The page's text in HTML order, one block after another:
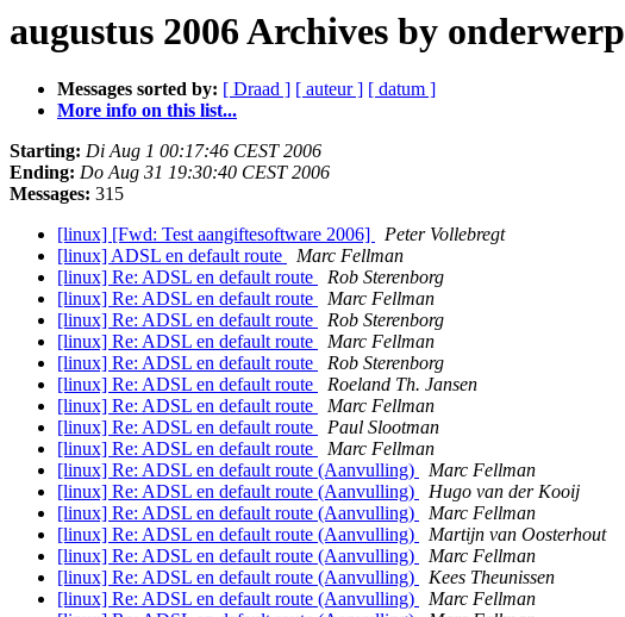
augustus 2006 Archives by onderwerp
Messages sorted by: [ Draad ] [ auteur ] [ datum ]
More info on this list...
Starting: Di Aug 1 00:17:46 CEST 2006
Ending: Do Aug 31 19:30:40 CEST 2006
Messages: 315
[linux] [Fwd: Test aangiftesoftware 2006]
Peter Vollebregt
[linux] ADSL en default route
Marc Fellman
[linux] Re: ADSL en default route
Rob Sterenborg
[linux] Re: ADSL en default route
Marc Fellman
[linux] Re: ADSL en default route
Rob Sterenborg
[linux] Re: ADSL en default route
Marc Fellman
[linux] Re: ADSL en default route
Rob Sterenborg
[linux] Re: ADSL en default route
Roeland Th. Jansen
[linux] Re: ADSL en default route
Marc Fellman
[linux] Re: ADSL en default route
Paul Slootman
[linux] Re: ADSL en default route
Marc Fellman
[linux] Re: ADSL en default route (Aanvulling)
Marc Fellman
[linux] Re: ADSL en default route (Aanvulling)
Hugo van der Kooij
[linux] Re: ADSL en default route (Aanvulling)
Marc Fellman
[linux] Re: ADSL en default route (Aanvulling)
Martijn van Oosterhout
[linux] Re: ADSL en default route (Aanvulling)
Marc Fellman
[linux] Re: ADSL en default route (Aanvulling)
Kees Theunissen
[linux] Re: ADSL en default route (Aanvulling)
Marc Fellman